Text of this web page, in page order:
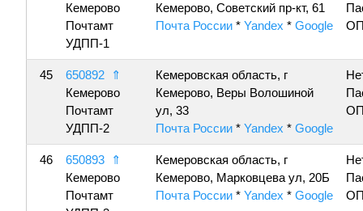
Кемерово
Почтамт
УДПП-1
Кемерово, Советский пр-кт, 61
Почта России * Yandex * Google
45 650892
⇑
Кемерово
Почтамт
УДПП-2
Кемеровская область, г
Кемерово, Веры Волошиной
ул, 33
Почта России * Yandex * Google
46 650893
⇑
Кемерово
Почтамт
Кемеровская область, г
Кемерово, Марковцева ул, 20Б
Почта России * Yandex * Google